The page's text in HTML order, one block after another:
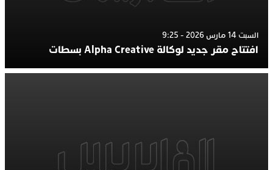
السبت 14 مارس 2026 - 9:25
افتتاح مقر جديد لوكالة Alpha Creative بسطات